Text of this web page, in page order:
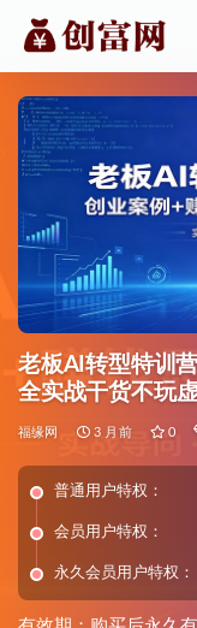
老板AI转型特训
全实战干货不玩
福缘网 3 月前 0
普通用户特权：
会员用户特权：
永久会员用户特权：